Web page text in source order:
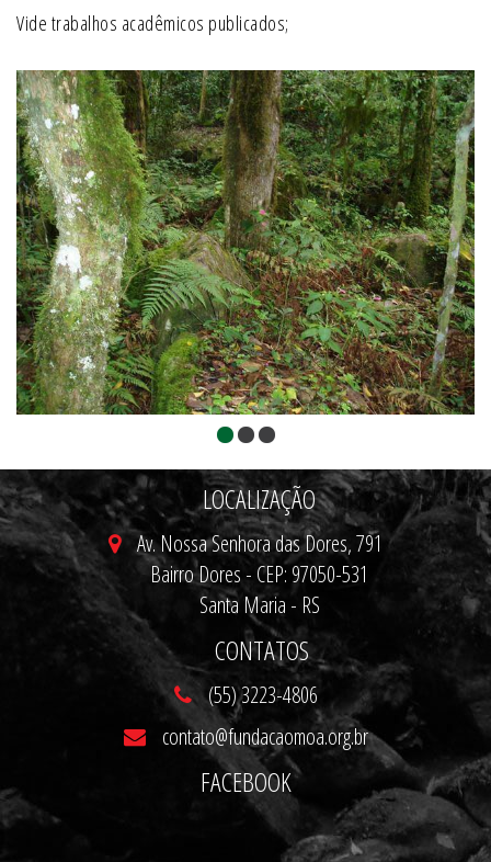
Vide trabalhos acadêmicos publicados;
LOCALIZAÇÃO
Av. Nossa Senhora das Dores, 791
Bairro Dores - CEP: 97050-531
Santa Maria - RS
CONTATOS
(55) 3223-4806
contato@fundacaomoa.org.br
FACEBOOK